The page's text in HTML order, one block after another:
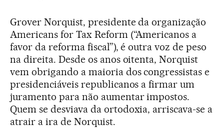
Grover Norquist, presidente da organização
Americans for Tax Reform (“Americanos a
favor da reforma fiscal”), é outra voz de peso
na direita. Desde os anos oitenta, Norquist
vem obrigando a maioria dos congressistas e
presidenciáveis republicanos a firmar um
juramento para não aumentar impostos.
Quem se desviava da ortodoxia, arriscava-se a
atrair a ira de Norquist.